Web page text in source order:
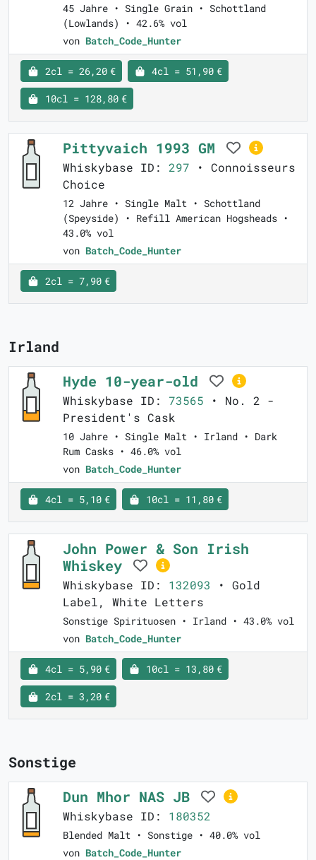
45 Jahre • Single Grain • Schottland
(Lowlands) • 42.6% vol
von Batch_Code_Hunter
2cl = 26,20 € 4cl = 51,90 €
10cl = 128,80 €
Pittyvaich 1993 GM
Whiskybase ID: 297 • Connoisseurs
Choice
12 Jahre • Single Malt • Schottland
(Speyside) • Refill American Hogsheads •
43.0% vol
von Batch_Code_Hunter
2cl = 7,90 €
Irland
Hyde 10-year-old
Whiskybase ID: 73565 • No. 2 -
President's Cask
10 Jahre • Single Malt • Irland • Dark
Rum Casks • 46.0% vol
von Batch_Code_Hunter
4cl = 5,10 € 10cl = 11,80 €
John Power & Son Irish
Whiskey
Whiskybase ID: 132093 • Gold
Label, White Letters
Sonstige Spirituosen • Irland • 43.0% vol
von Batch_Code_Hunter
4cl = 5,90 € 10cl = 13,80 €
2cl = 3,20 €
Sonstige
Dun Mhor NAS JB
Whiskybase ID: 180352
Blended Malt • Sonstige • 40.0% vol
von Batch_Code_Hunter